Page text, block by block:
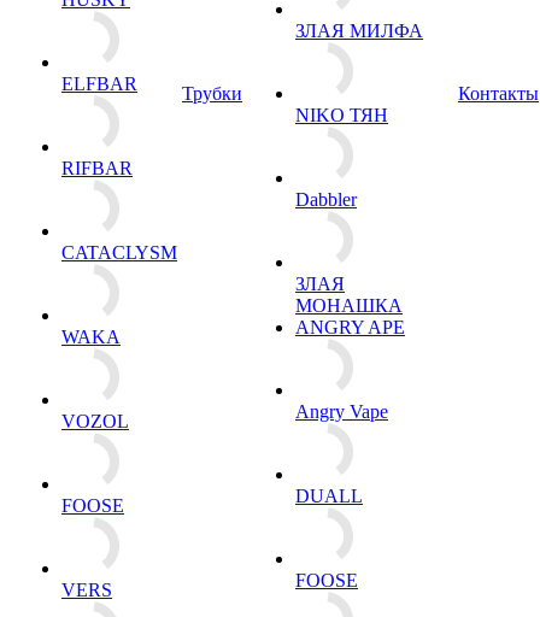
ELFBAR
RIFBAR
CATACLYSM
WAKA
VOZOL
FOOSE
VERS
Трубки
ЗЛАЯ МИЛФА
NIKO ТЯН
Dabbler
ЗЛАЯ
МОНАШКА
ANGRY APE
Angry Vape
DUALL
FOOSE
Контакты